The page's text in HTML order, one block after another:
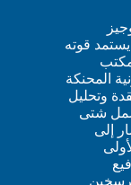
قوته
المحنكة
وتحليل
شتى
إلى